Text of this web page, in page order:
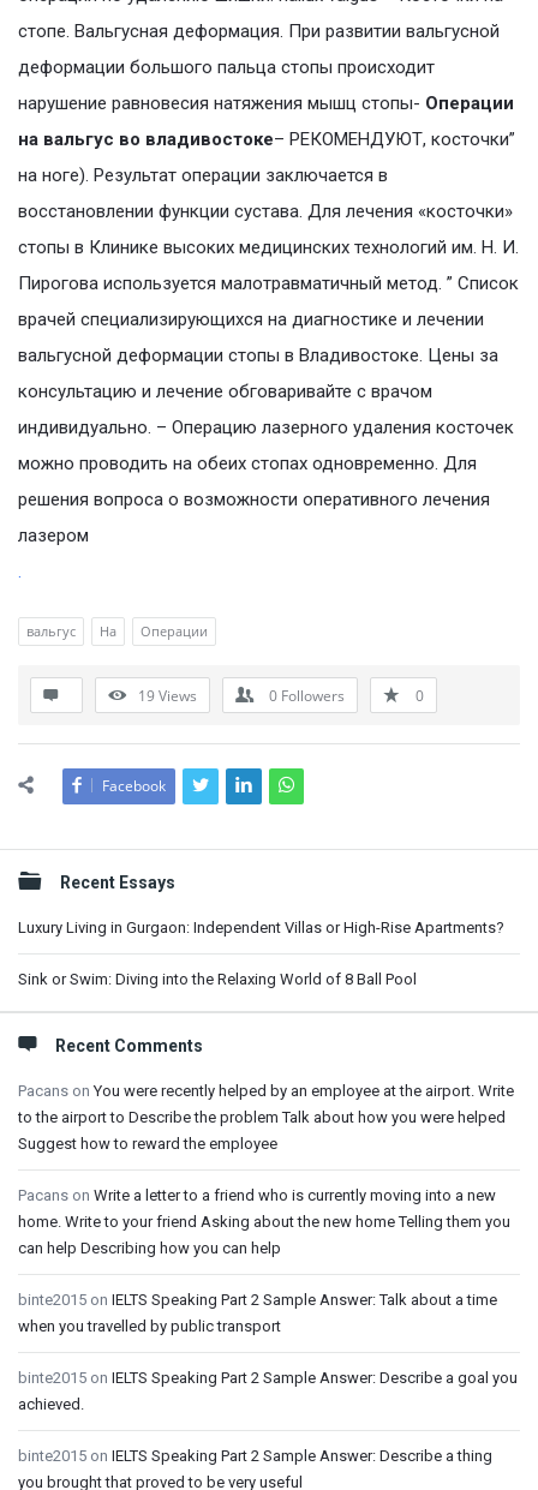
стопе. Вальгусная деформация. При развитии вальгусной
деформации большого пальца стопы происходит
нарушение равновесия натяжения мышц стопы- Операции
на вальгус во владивостоке– РЕКОМЕНДУЮТ, косточки”
на ноге). Результат операции заключается в
восстановлении функции сустава. Для лечения «косточки»
стопы в Клинике высоких медицинских технологий им. Н. И.
Пирогова используется малотравматичный метод. ” Список
врачей специализирующихся на диагностике и лечении
вальгусной деформации стопы в Владивостоке. Цены за
консультацию и лечение обговаривайте с врачом
индивидуально. – Операцию лазерного удаления косточек
можно проводить на обеих стопах одновременно. Для
решения вопроса о возможности оперативного лечения
лазером
.
вальгус На Операции
19Views 0 Followers 0
Facebook
Sidebar
Recent Essays
Luxury Living in Gurgaon: Independent Villas or High-Rise Apartments?
Sink or Swim: Diving into the Relaxing World of 8 Ball Pool
Recent Comments
Pacans onYou were recently helped by an employee at the airport. Write
to the airport to Describe the problem Talk about how you were helped
Suggest how to reward the employee
Pacans on Write a letter to a friend who is currently moving into a new
home. Write to your friend Asking about the new home Telling them you
can help Describing how you can help
binte2015 on IELTS Speaking Part 2 Sample Answer: Talk about a time
when you travelled by public transport
binte2015 on IELTS Speaking Part 2 Sample Answer: Describe a goal you
achieved.
binte2015 on IELTS Speaking Part 2 Sample Answer: Describe a thing
you brought that proved to be very useful